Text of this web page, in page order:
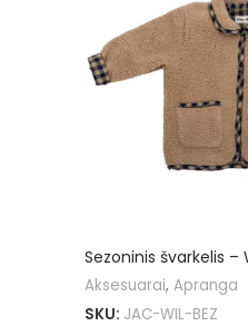
Sezoninis švarkelis –
Aksesuarai, Apranga
SKU: JAC-WIL-BEZ